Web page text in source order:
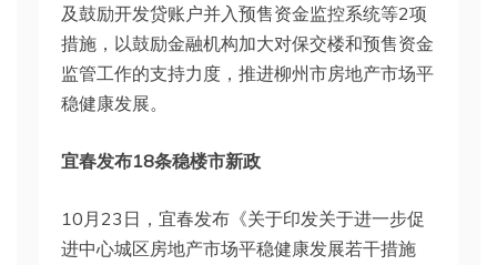
及鼓励开发贷账户并入预售资金监控系统等2项
措施，以鼓励金融机构加大对保交楼和预售资金
监管工作的支持力度，推进柳州市房地产市场平
稳健康发展。
宜春发布18条稳楼市新政
10月23日，宜春发布《关于印发关于进一步促
进中心城区房地产市场平稳健康发展若干措施